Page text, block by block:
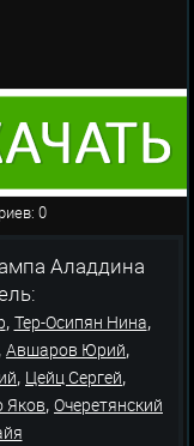
0
Аладдина
, Тер-Осипян Нина,
, Авшаров Юрий,
, Цейц Сергей,
Яков, Очеретянский